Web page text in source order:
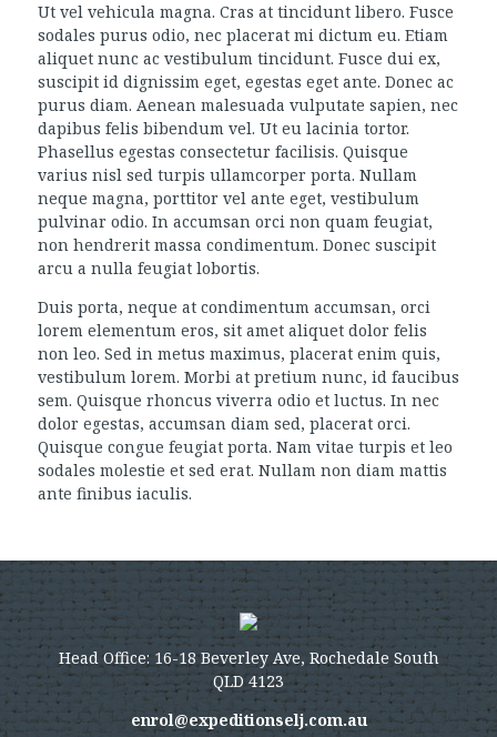
Ut vel vehicula magna. Cras at tincidunt libero. Fusce
sodales purus odio, nec placerat mi dictum eu. Etiam
aliquet nunc ac vestibulum tincidunt. Fusce dui ex,
suscipit id dignissim eget, egestas eget ante. Donec ac
purus diam. Aenean malesuada vulputate sapien, nec
dapibus felis bibendum vel. Ut eu lacinia tortor.
Phasellus egestas consectetur facilisis. Quisque
varius nisl sed turpis ullamcorper porta. Nullam
neque magna, porttitor vel ante eget, vestibulum
pulvinar odio. In accumsan orci non quam feugiat,
non hendrerit massa condimentum. Donec suscipit
arcu a nulla feugiat lobortis.
Duis porta, neque at condimentum accumsan, orci
lorem elementum eros, sit amet aliquet dolor felis
non leo. Sed in metus maximus, placerat enim quis,
vestibulum lorem. Morbi at pretium nunc, id faucibus
sem. Quisque rhoncus viverra odio et luctus. In nec
dolor egestas, accumsan diam sed, placerat orci.
Quisque congue feugiat porta. Nam vitae turpis et leo
sodales molestie et sed erat. Nullam non diam mattis
ante finibus iaculis.
Head Office: 16-18 Beverley Ave, Rochedale South
QLD 4123
enrol@expeditionselj.com.au